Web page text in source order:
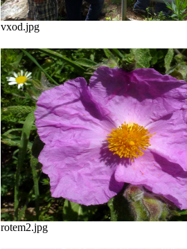
vxod.jpg
rotem2.jpg